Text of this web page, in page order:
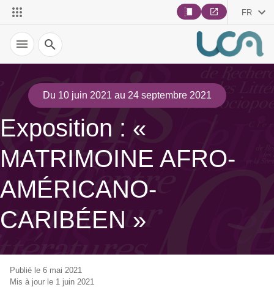
FR
Recherche
Du 10 juin 2021 au 24 septembre 2021
Exposition : «
MATRIMOINE AFRO-
AMÉRICANO-
CARIBÉEN »
Publié le 6 mai 2021
Mis à jour le 1 juin 2021